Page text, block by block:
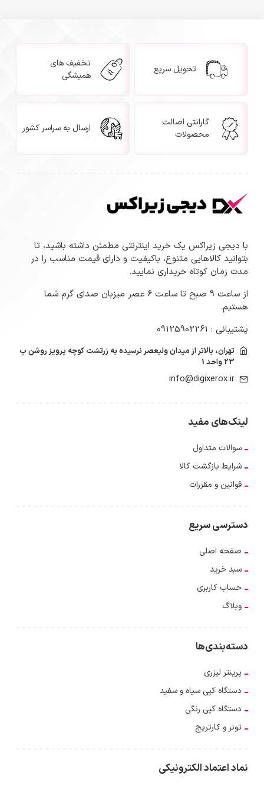
تحویل سریع
تخفیف های
همیشگی
گارانتی اصالت
محصولات
ارسال به سراسر کشور
با دیجی زیراکس یک خرید اینترنتی مطمئن داشته باشید، تا
بتوانید کالاهایی متنوع، باکیفیت و دارای قیمت مناسب را در
مدت زمان کوتاه خریداری نمایید.
از ساعت 9 صبح تا ساعت 6 عصر میزبان صدای گرم شما
هستیم.
پشتیبانی : 09125902261
تهران، بالاتر از میدان ولیعصر نرسیده به زرتشت کوچه پرویز روشن پ
23 واحد 1
info@digixerox.ir
لینک‌های مفید
سوالات متداول
شرایط بازگشت کالا
قوانین و مقررات
دسترسی سریع
صفحه اصلی
سبد خرید
حساب کاربری
وبلاگ
دسته‌بندی‌ها
پرینتر لیزری
دستگاه کپی سیاه و سفید
دستگاه کپی رنگی
تونر و کارتریج
نماد اعتماد الکترونیکی